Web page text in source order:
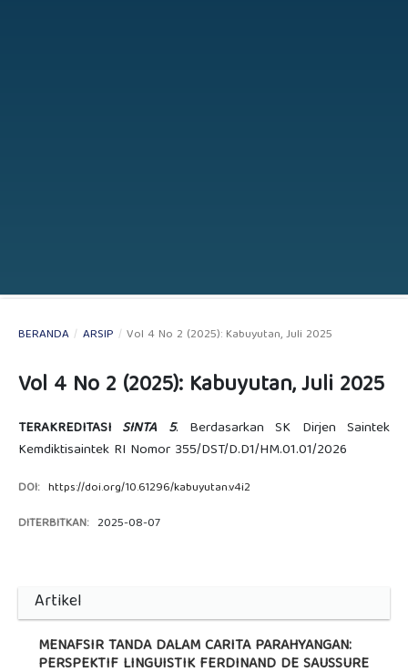
BERANDA / ARSIP / Vol 4 No 2 (2025): Kabuyutan, Juli 2025
Vol 4 No 2 (2025): Kabuyutan, Juli 2025
TERAKREDITASI SINTA 5. Berdasarkan SK Dirjen Saintek
Kemdiktisaintek RI Nomor 355/DST/D.D1/HM.01.01/2026
DOI: https://doi.org/10.61296/kabuyutan.v4i2
DITERBITKAN: 2025-08-07
Artikel
MENAFSIR TANDA DALAM CARITA PARAHYANGAN:
PERSPEKTIF LINGUISTIK FERDINAND DE SAUSSURE